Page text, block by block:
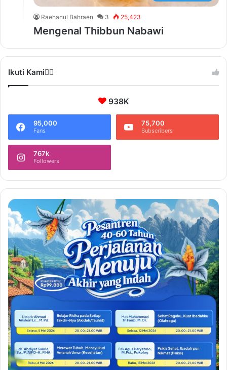
Raehanul Bahraen 3 25,423
Mengenal Thibbun Nabawi
Ikuti Kami❤️‍🔥
938K
95,000
Fans
75,700
Subscribers
767k
Followers